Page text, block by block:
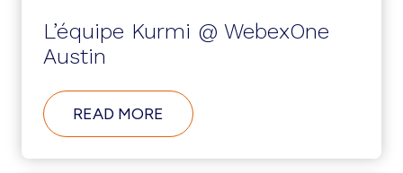
L’équipe Kurmi @ WebexOne
Austin
READ MORE